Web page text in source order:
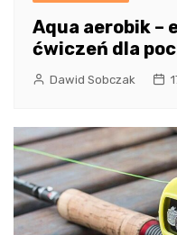
Aqua aerobik –
ćwiczeń dla
Dawid Sobczak